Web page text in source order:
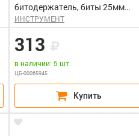
битодержатель, биты 25мм
15шт, 16 предметов STAYER
ИНСТРУМЕНТ
313
в наличии: 5 шт.
ЦБ-00065945